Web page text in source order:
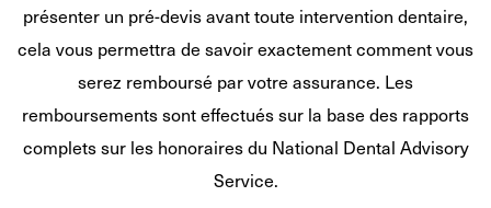
présenter un pré-devis avant toute intervention dentaire,
cela vous permettra de savoir exactement comment vous
serez remboursé par votre assurance. Les
remboursements sont effectués sur la base des rapports
complets sur les honoraires du National Dental Advisory
Service.